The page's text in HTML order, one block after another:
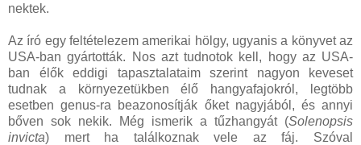
nektek.
Az író egy feltételezem amerikai hölgy, ugyanis a könyvet az
USA-ban gyártották. Nos azt tudnotok kell, hogy az USA-
ban élők eddigi tapasztalataim szerint nagyon keveset
tudnak a környezetükben élő hangyafajokról, legtöbb
esetben genus-ra beazonosítják őket nagyjából, és annyi
bőven sok nekik. Még ismerik a tűzhangyát (Solenopsis
invicta) mert ha találkoznak vele az fáj. Szóval